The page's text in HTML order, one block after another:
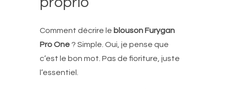
Comment décrire le blouson Furygan
Pro One ? Simple. Oui, je pense que
c’est le bon mot. Pas de fioriture, juste
l’essentiel.